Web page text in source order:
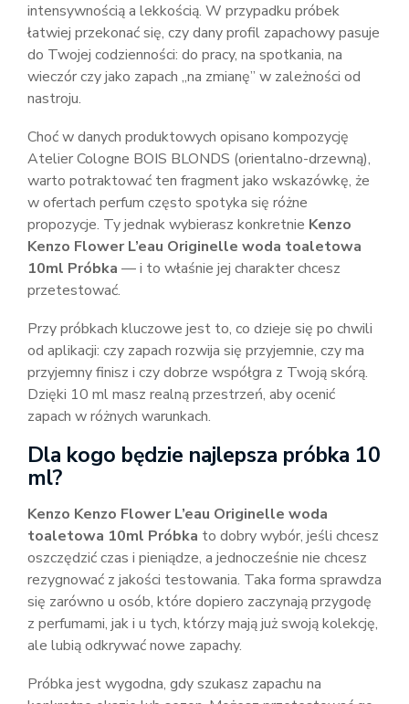
intensywnością a lekkością. W przypadku próbek
łatwiej przekonać się, czy dany profil zapachowy pasuje
do Twojej codzienności: do pracy, na spotkania, na
wieczór czy jako zapach „na zmianę” w zależności od
nastroju.
Choć w danych produktowych opisano kompozycję
Atelier Cologne BOIS BLONDS (orientalno-drzewną),
warto potraktować ten fragment jako wskazówkę, że
w ofertach perfum często spotyka się różne
propozycje. Ty jednak wybierasz konkretnie Kenzo
Kenzo Flower L’eau Originelle woda toaletowa
10ml Próbka — i to właśnie jej charakter chcesz
przetestować.
Przy próbkach kluczowe jest to, co dzieje się po chwili
od aplikacji: czy zapach rozwija się przyjemnie, czy ma
przyjemny finisz i czy dobrze współgra z Twoją skórą.
Dzięki 10 ml masz realną przestrzeń, aby ocenić
zapach w różnych warunkach.
Dla kogo będzie najlepsza próbka 10
ml?
Kenzo Kenzo Flower L’eau Originelle woda
toaletowa 10ml Próbka to dobry wybór, jeśli chcesz
oszczędzić czas i pieniądze, a jednocześnie nie chcesz
rezygnować z jakości testowania. Taka forma sprawdza
się zarówno u osób, które dopiero zaczynają przygodę
z perfumami, jak i u tych, którzy mają już swoją kolekcję,
ale lubią odkrywać nowe zapachy.
Próbka jest wygodna, gdy szukasz zapachu na